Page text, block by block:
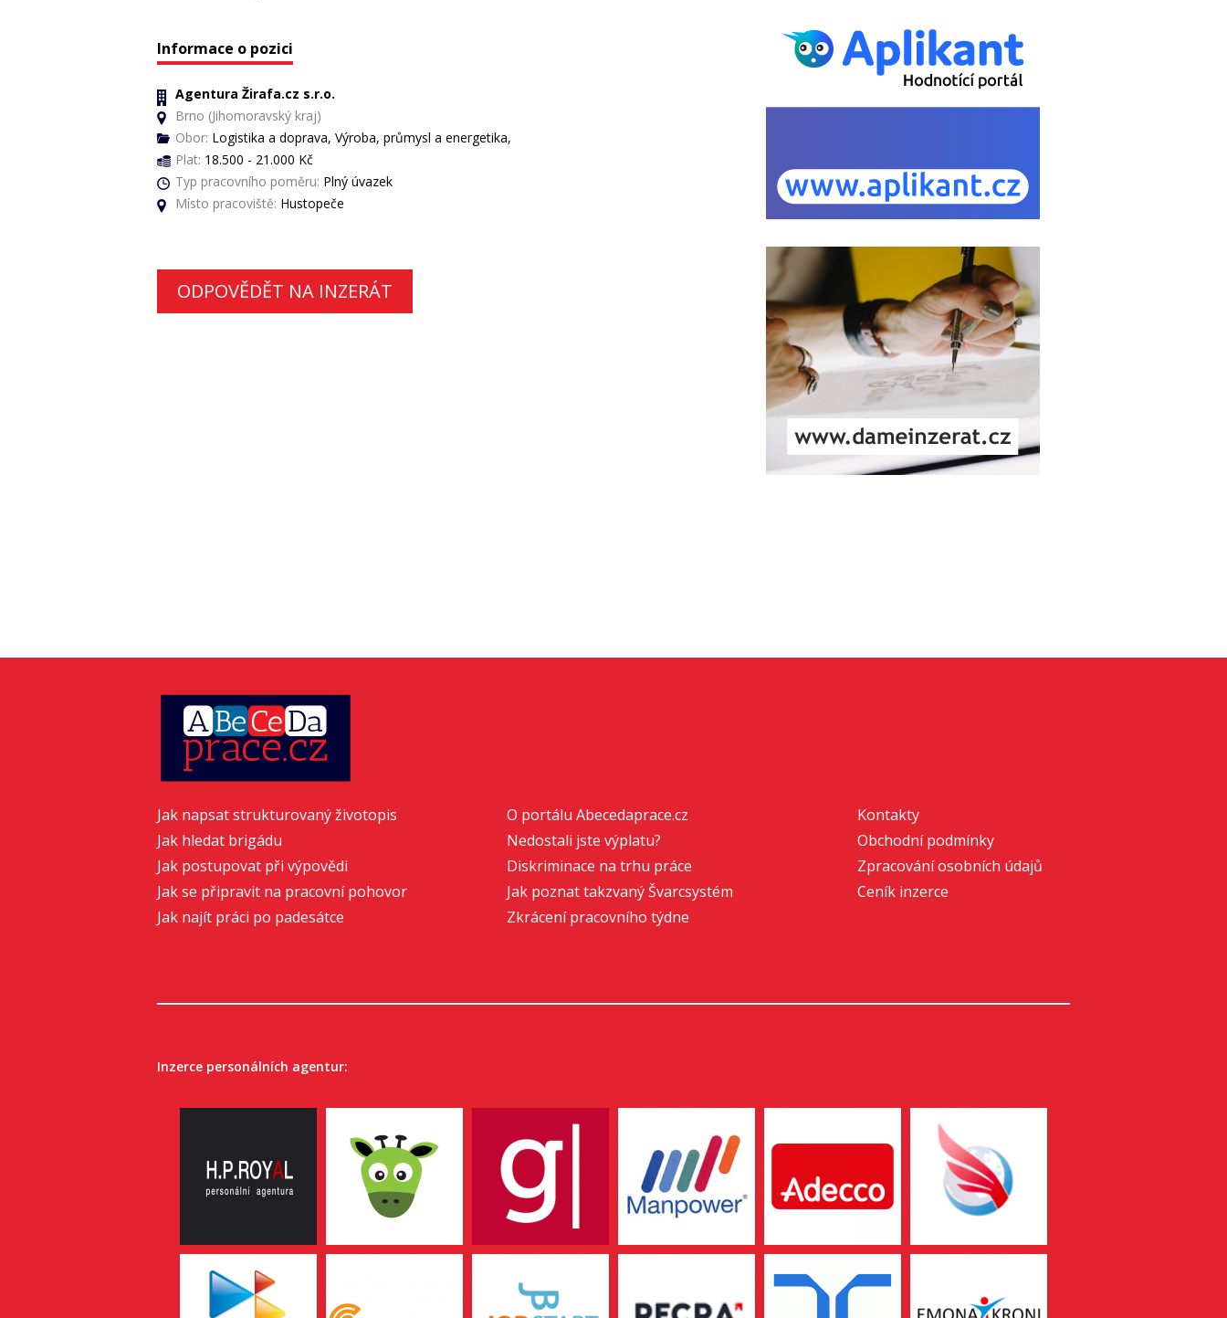
Informace o pozici
Agentura Žirafa.cz s.r.o.
Brno (Jihomoravský kraj)
Obor: Logistika a doprava, Výroba, průmysl a energetika,
Plat: 18.500 - 21.000 Kč
Typ pracovního poměru: Plný úvazek
Místo pracoviště: Hustopeče
ODPOVĚDĚT NA INZERÁT
Jak napsat strukturovaný životopis
Jak hledat brigádu
Jak postupovat při výpovědi
Jak se připravit na pracovní pohovor
Jak najít práci po padesátce
O portálu Abecedaprace.cz
Nedostali jste výplatu?
Diskriminace na trhu práce
Jak poznat takzvaný Švarcsystém
Zkrácení pracovního týdne
Kontakty
Obchodní podmínky
Zpracování osobních údajů
Ceník inzerce
Inzerce personálních agentur: